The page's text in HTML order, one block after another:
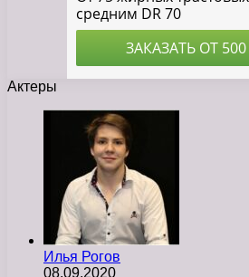
Актеры
Илья Рогов
08.09.2020